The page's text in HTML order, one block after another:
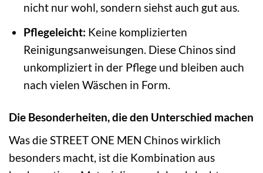
nicht nur wohl, sondern siehst auch gut aus.
Pflegeleicht: Keine komplizierten
Reinigungsanweisungen. Diese Chinos sind
unkompliziert in der Pflege und bleiben auch
nach vielen Wäschen in Form.
Die Besonderheiten, die den Unterschied machen
Was die STREET ONE MEN Chinos wirklich
besonders macht, ist die Kombination aus